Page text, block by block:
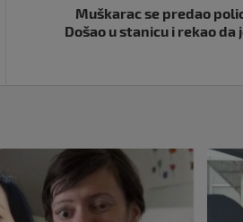
Muškarac se predao
Došao u stanicu i rekao da